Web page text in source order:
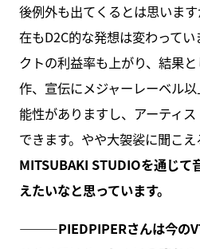
後例外も出てくるとは思いま
在もD2C的な発想は変わって
クトの利益率も上がり、結果
作、宣伝にメジャーレーベル
能性がありますし、アーティ
できます。やや大袈裟に聞こ
MITSUBAKI STUDIOを通じて
えたいなと思っています。
———PIEDPIPERさんは今の